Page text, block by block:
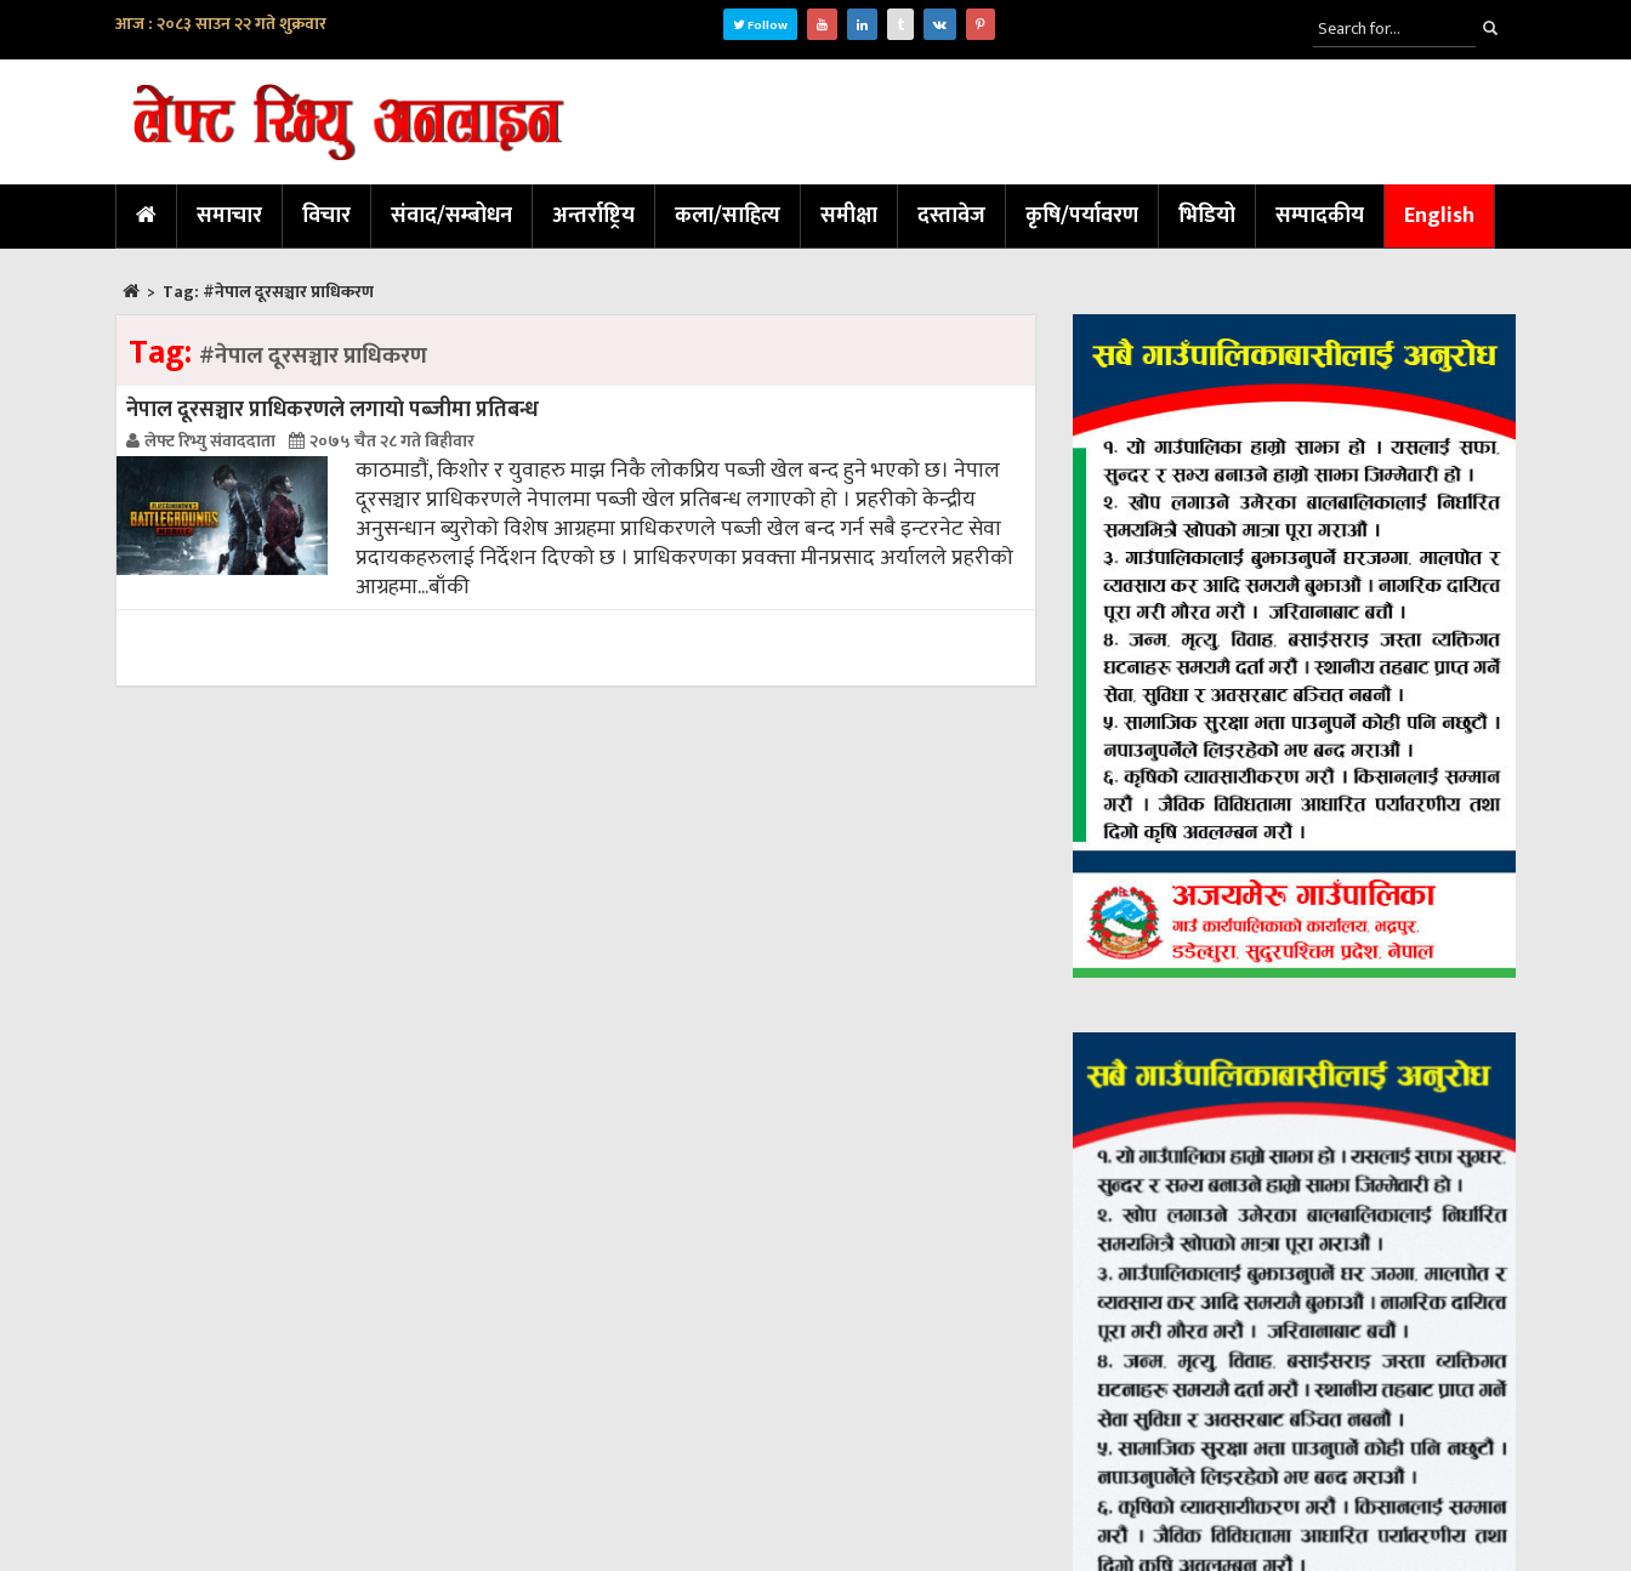
आज : २०८३ साउन २२ गते शुक्रवार Follow
समाचार विचार संवाद/सम्बोधन अन्तर्राष्ट्रिय कला/साहित्य समीक्षा दस्तावेज कृषि/पर्यावरण भिडियो सम्पादकीय English
> Tag: #नेपाल दूरसञ्चार प्राधिकरण
Tag: #नेपाल दूरसञ्चार प्राधिकरण
नेपाल दूरसञ्चार प्राधिकरणले लगायाे पब्जीमा प्रतिबन्ध
लेफ्ट रिभ्यु संवाददाता २०७५ चैत २८ गते बिहीवार
काठमाडौं, किशाेर र युवाहरु माझ निकै लोकप्रिय पब्जी खेल बन्द हुने भएको छ। नेपाल
दूरसञ्चार प्राधिकरणले नेपालमा पब्जी खेल प्रतिबन्ध लगाएको हो । प्रहरीको केन्द्रीय
अनुसन्धान ब्युरोको विशेष आग्रहमा प्राधिकरणले पब्जी खेल बन्द गर्न सबै इन्टरनेट सेवा
प्रदायकहरुलाई निर्देशन दिएको छ । प्राधिकरणका प्रवक्त्ता मीनप्रसाद अर्यालले प्रहरीको
आग्रहमा...बाँकी